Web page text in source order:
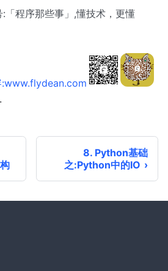
「程序那些事」,懂技术，更懂
:www.flydean.com
8. Python基础
之:Python中的IO